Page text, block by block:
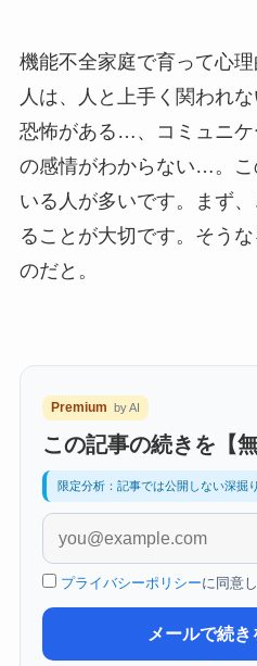
機能不全家庭で育って心
人は、人と上手く関われ
恐怖がある…、コミュニ
の感情がわからない…。こ
いる人が多いです。まず
ることが大切です。そう
のだと。
Premium by AI
この記事の続きを【
限定分析：記事では公開しない深掘
プライバシーポリシーに同意
メールで続